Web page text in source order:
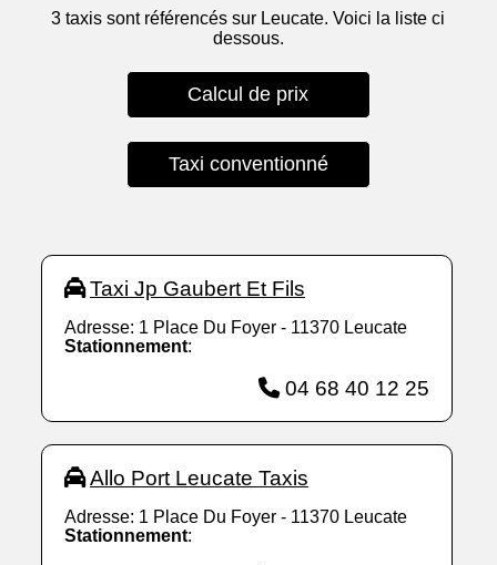
3 taxis sont référencés sur Leucate. Voici la liste ci
dessous.
Calcul de prix
Taxi conventionné
Taxi Jp Gaubert Et Fils
Adresse: 1 Place Du Foyer - 11370 Leucate
Stationnement:
04 68 40 12 25
Allo Port Leucate Taxis
Adresse: 1 Place Du Foyer - 11370 Leucate
Stationnement: